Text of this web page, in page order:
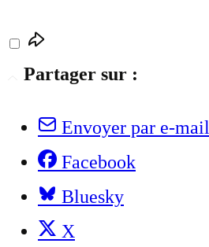
Partager sur :
Envoyer par e-mail
Facebook
Bluesky
X